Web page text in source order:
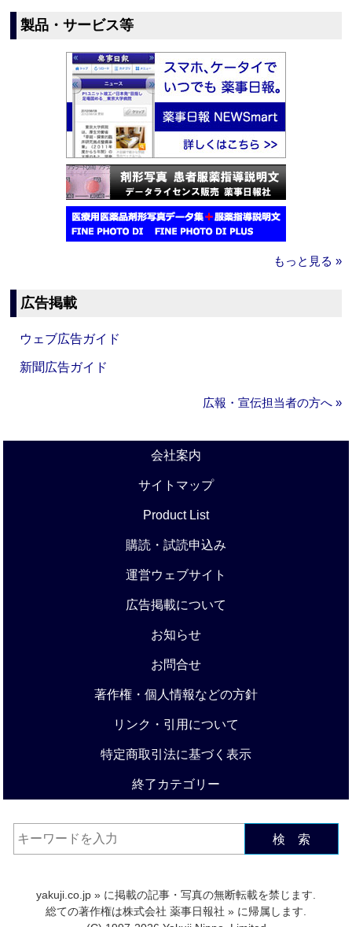
製品・サービス等
もっと見る »
広告掲載
ウェブ広告ガイド
新聞広告ガイド
広報・宣伝担当者の方へ »
会社案内
サイトマップ
Product List
購読・試読申込み
運営ウェブサイト
広告掲載について
お知らせ
お問合せ
著作権・個人情報などの方針
リンク・引用について
特定商取引法に基づく表示
終了カテゴリー
検 索
yakuji.co.jp » に掲載の記事・写真の無断転載を禁じます.
総ての著作権は株式会社 薬事日報社 » に帰属します.